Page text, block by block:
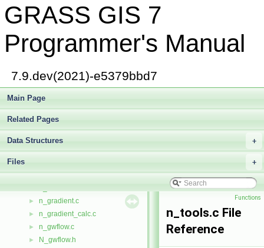
GRASS GIS 7
Programmer's Manual
7.9.dev(2021)-e5379bbd7
Main Page
Related Pages
+
Data Structures
+
Files
► raster3d/misc.c
► mkstemp.c
► mm.h
mm_utils.cpp
mm_utils.h
mmul.c
► driver/move.c
► vector/vedit/move.c
► mult.c
► myname.c
► n_arrays.c
► n_arrays_io.c
► n_gradient.c
► n_gradient_calc.c
► n_gwflow.c
►
N_gwflow.h
Functions
n_tools.c File
Reference